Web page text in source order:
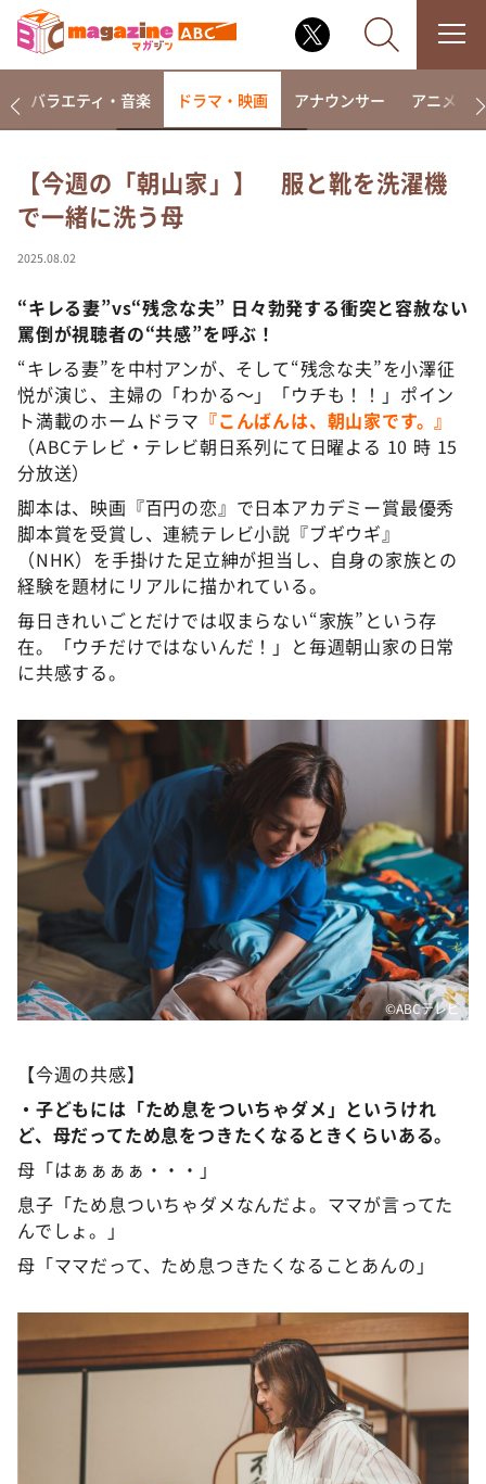
なるみ・岡村の過ぎるTV
相席食堂
～人生密着トークバラエティ！～ やすとものいたっ
て真剣です
探偵！ナイトスクープ
news おかえり
河合＆A.B.C-Z塚田×福井アナ「なんでやねん！？」
（news おかえり）
DAIGOも台所 ～きょうの献立 何にする？～
本日はダイアンなり！シーズン２
朝だ！生です旅サラダ
ＬＩＦＥ～夢のカタチ～
新婚さんいらっしゃい！
ポツンと一軒家
ザキ山小屋本館
ぺこぱのまるスポ
アナ回覧板
バラエティ・音楽 ドラマ・映画 アナウンサー アニメ・
【今週の「朝山家」】 服と靴を洗濯機
で一緒に洗う母
2025.08.02
“キレる妻”vs“残念な夫” 日々勃発する衝突と容赦ない
罵倒が視聴者の“共感”を呼ぶ！
“キレる妻”を中村アンが、そして“残念な夫”を小澤征
悦が演じ、主婦の「わかる～」「ウチも！！」ポイン
ト満載のホームドラマ 『こんばんは、朝山家です。』
（ABCテレビ・テレビ朝日系列にて日曜よる 10 時 15
分放送）
脚本は、映画『百円の恋』で日本アカデミー賞最優秀
脚本賞を受賞し、連続テレビ小説『ブギウギ』
（NHK）を手掛けた足立紳が担当し、自身の家族との
経験を題材にリアルに描かれている。
毎日きれいごとだけでは収まらない“家族”という存
在。「ウチだけではないんだ！」と毎週朝山家の日常
に共感する。
©️ABCテレビ
【今週の共感】
・子どもには「ため息をついちゃダメ」というけれ
ど、母だってため息をつきたくなるときくらいある。
母「はぁぁぁぁ・・・」
息子「ため息ついちゃダメなんだよ。ママが言ってた
んでしょ。」
母「ママだって、ため息つきたくなることあんの」